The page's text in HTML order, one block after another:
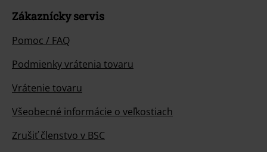
Zákaznícky servis
Pomoc / FAQ
Podmienky vrátenia tovaru
Vrátenie tovaru
Všeobecné informácie o veľkostiach
Zrušiť členstvo v BSC